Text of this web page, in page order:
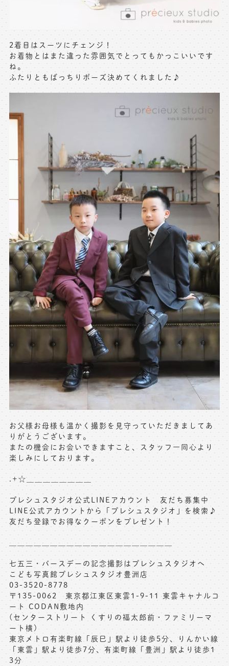
2着目はスーツにチェンジ！
お着物とはまた違った雰囲気でとってもかっこいいです
ね。
ふたりともばっちりポーズ決めてくれました♪
お父様お母様も温かく撮影を見守っていただきましてあ
りがとうございます。
またの機会にお会いできますこと、スタッフ一同心より
楽しみにしております。
.+☆＿＿＿＿＿＿＿＿
プレシュスタジオ公式LINEアカウント 友だち募集中
LINE公式アカウントから「プレシュスタジオ」を検索♪
友だち登録でお得なクーポンをプレゼント！
七五三・バースデーの記念撮影はプレシュスタジオへ
こども写真館プレシュスタジオ豊洲店
03-3520-8778
〒135-0062 東京都江東区東雲1-9-11 東雲キャナルコ
ート CODAN敷地内
(センターストリート くすりの福太郎前・ファミリーマ
ート横)
東京メトロ有楽町線「辰巳」駅より徒歩5分、りんかい線
「東雲」駅より徒歩7分、有楽町線「豊洲」駅より徒歩1
3分